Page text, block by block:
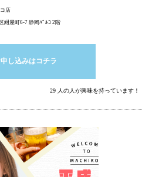
店
紺屋町6-7 静岡ﾊﾟﾙｺ 2階
し込みはコチラ
29 人の人が興味を持っています！